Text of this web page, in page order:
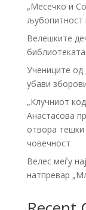
„Месечко и
љубопитност
Велешките
Учениците од
убави
„Клучниот
Анастасова
отвора
човечност
Велес меѓу
натпревар